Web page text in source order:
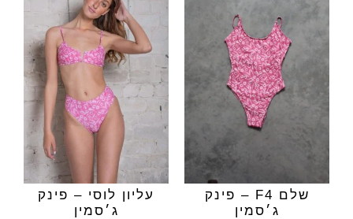
שלם F4 – פינק
ג׳סמין
עליון לוסי – פינק
ג׳סמין